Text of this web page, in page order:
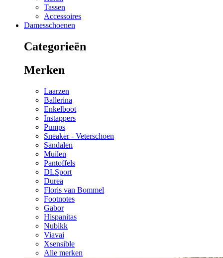
Tassen
Accessoires
Damesschoenen
Categorieën
Merken
Laarzen
Ballerina
Enkelboot
Instappers
Pumps
Sneaker - Veterschoen
Sandalen
Muilen
Pantoffels
DLSport
Durea
Floris van Bommel
Footnotes
Gabor
Hispanitas
Nubikk
Viavai
Xsensible
Alle merken